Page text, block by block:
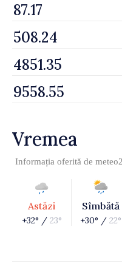
Vremea
Informația oferită de
Astăzi
+32° / 23°
Sîmbătă
+30° / 22°